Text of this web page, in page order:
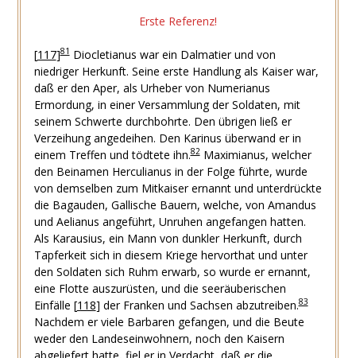
Erste Referenz!
[117]81Diocletianus war ein Dalmatier und von
niedriger Herkunft. Seine erste Handlung als Kaiser war,
daß er den Aper, als Urheber von Numerianus
Ermordung, in einer Versammlung der Soldaten, mit
seinem Schwerte durchbohrte. Den übrigen ließ er
Verzeihung angedeihen. Den Karinus überwand er in
einem Treffen und tödtete ihn.82Maximianus, welcher
den Beinamen Herculianus in der Folge führte, wurde
von demselben zum Mitkaiser ernannt und unterdrückte
die Bagauden, Gallische Bauern, welche, von Amandus
und Aelianus angeführt, Unruhen angefangen hatten.
Als Karausius, ein Mann von dunkler Herkunft, durch
Tapferkeit sich in diesem Kriege hervorthat und unter
den Soldaten sich Ruhm erwarb, so wurde er ernannt,
eine Flotte auszurüsten, und die seeräuberischen
Einfälle [118] der Franken und Sachsen abzutreiben.83
Nachdem er viele Barbaren gefangen, und die Beute
weder den Landeseinwohnern, noch den Kaisern
abgeliefert hatte, fiel er in Verdacht, daß er die